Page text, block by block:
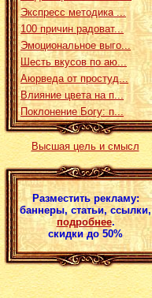
Экспресс методика ...
100 причин радоват...
Эмоциональное выго...
Шесть вкусов по аю...
Аюрведа от простуд...
Влияние цвета на п...
Поклонение Богу: п...
Высшая цель и смысл
Разместить рекламу:
баннеры, статьи, ссылки,
подробнее.
скидки до 50%